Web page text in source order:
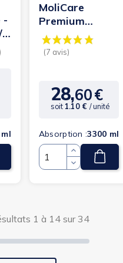
(5 avis)
-
MoliCare
Premium
Elastic M -
Couches adulte
Prix
28,60€
soit 1.10 € / unité
Absorption :3300 ml
Quantité
1 à 14 sur 34